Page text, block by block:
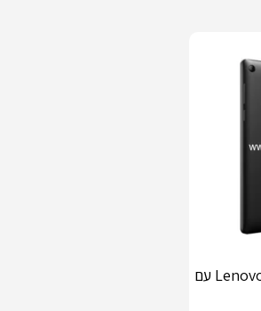
טאבלט מושגח Lenovo Tab E7 עם